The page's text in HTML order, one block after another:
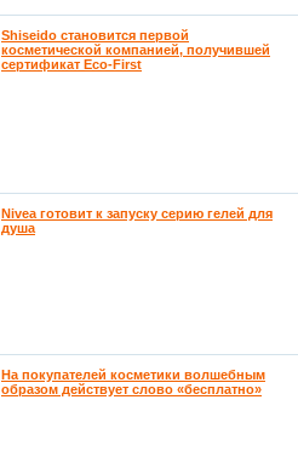
Shiseido становится первой
косметической компанией, получившей
сертификат Eco-First
Nivea готовит к запуску серию гелей для
душа
На покупателей косметики волшебным
образом действует слово «бесплатно»